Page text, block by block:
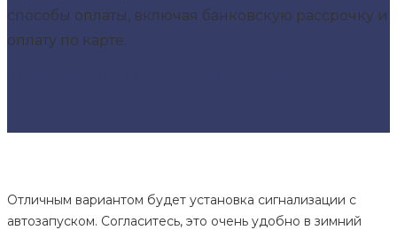
способы оплаты, включая банковскую рассрочку и
оплату по карте.
Отличным вариантом будет установка сигнализации с
автозапуском. Согласитесь, это очень удобно в зимний